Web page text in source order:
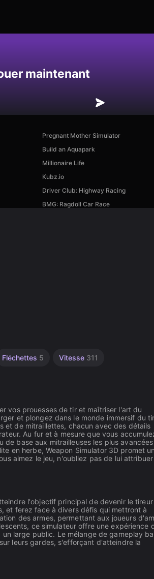
maintenant
Pregnant Mother Simulator
Build an Aquapark
Millionaire Life
Kubz.io
Driver Club: Highway Racing
BMG: Ragdoll Car Race
Fléchettes 5 Vitesse 311
vos prouesses de tir et maîtriser l'art du
et plongez dans le monde immersif du
et de mitraillettes, chacun avec des détails
Au fur et à mesure que vous
base aux mitrailleuses les plus avancées
en herbe, Weapon Simulator 3D promet
aimez le jeu, n'oubliez pas de lui
l'objectif principal de devenir le
et ferez face à divers défis qui mettront à
des armes, permettant aux joueurs
ce simulateur offre une expérience
large public. Le mélange de gameplay
leurs gardes, s'efforçant d'atteindre la